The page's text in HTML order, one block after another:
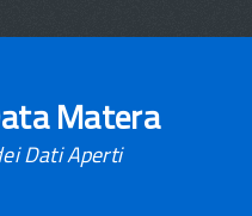
Matera
Dati Aperti